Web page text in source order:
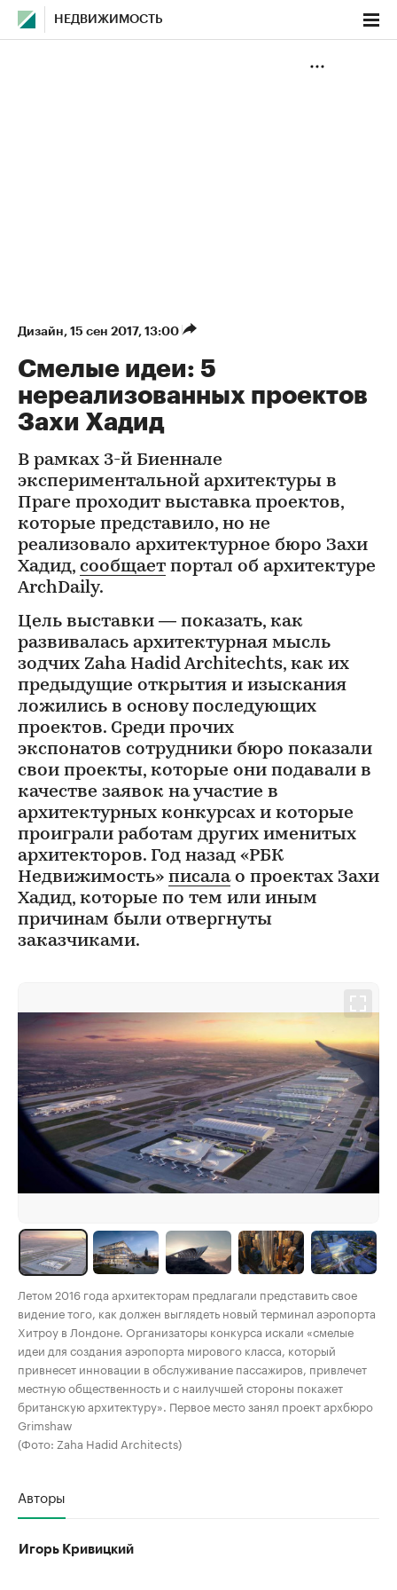
НЕДВИЖИМОСТЬ
Дизайн⁠, 15 сен 2017, 13:00
Смелые идеи: 5
нереализованных проектов
Захи Хадид
В рамках 3-й Биеннале
экспериментальной архитектуры в
Праге проходит выставка проектов,
которые представило, но не
реализовало архитектурное бюро Захи
Хадид, сообщает портал об архитектуре
ArchDaily.
Цель выставки — показать, как
развивалась архитектурная мысль
зодчих Zaha Hadid Architechts, как их
предыдущие открытия и изыскания
ложились в основу последующих
проектов. Среди прочих
экспонатов сотрудники бюро показали
свои проекты, которые они подавали в
качестве заявок на участие в
архитектурных конкурсах и которые
проиграли работам других именитых
архитекторов. Год назад «РБК
Недвижимость» писалао проектах Захи
Хадид, которые по тем или иным
причинам были отвергнуты
заказчиками.
Летом 2016 года архитекторам предлагали представить свое
видение того, как должен выглядеть новый терминал аэропорта
Хитроу в Лондоне. Организаторы конкурса искали «смелые
идеи для создания аэропорта мирового класса, который
привнесет инновации в обслуживание пассажиров, привлечет
местную общественность и с наилучшей стороны покажет
британскую архитектуру». Первое место занял проект архбюро
Grimshaw
(Фото: Zaha Hadid Architects)
Авторы
Игорь Кривицкий